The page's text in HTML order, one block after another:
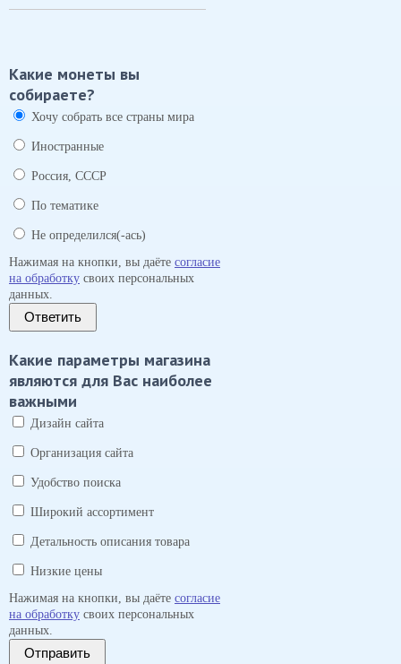
Какие монеты вы
собираете?
Хочу собрать все страны мира
Иностранные
Россия, СССР
По тематике
Не определился(-ась)
Нажимая на кнопки, вы даёте согласие
на обработку своих персональных
данных.
Ответить
Какие параметры магазина
являются для Вас наиболее
важными
Дизайн сайта
Организация сайта
Удобство поиска
Широкий ассортимент
Детальность описания товара
Низкие цены
Нажимая на кнопки, вы даёте согласие
на обработку своих персональных
данных.
Отправить